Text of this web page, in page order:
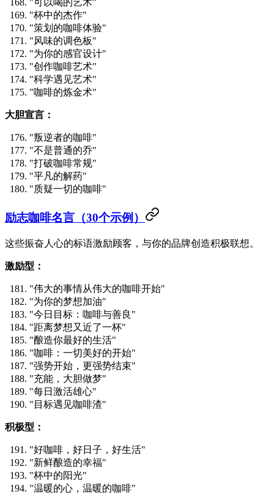
"杯中的杰作"
"策划的咖啡体验"
"风味的调色板"
"为你的感官设计"
"创作咖啡艺术"
"科学遇见艺术"
"咖啡的炼金术"
大胆宣言：
"叛逆者的咖啡"
"不是普通的乔"
"打破咖啡常规"
"平凡的解药"
"质疑一切的咖啡"
励志咖啡名言（30个示例）
这些振奋人心的标语激励顾客，与你的品牌创造积极联想。
激励型：
"伟大的事情从伟大的咖啡开始"
"为你的梦想加油"
"今日目标：咖啡与善良"
"距离梦想又近了一杯"
"酿造你最好的生活"
"咖啡：一切美好的开始"
"强势开始，更强势结束"
"充能，大胆做梦"
"每日激活雄心"
"目标遇见咖啡渣"
积极型：
"好咖啡，好日子，好生活"
"新鲜酿造的幸福"
"杯中的阳光"
"温暖的心，温暖的咖啡"